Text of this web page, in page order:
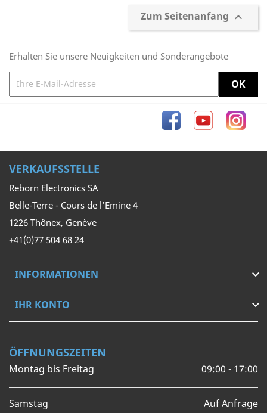
Zum Seitenanfang 
Erhalten Sie unsere Neuigkeiten und Sonderangebote
FacebookYouTube
VERKAUFSSTELLE
Reborn Electronics SA
Belle-Terre - Cours de l’Emine 4
1226 Thônex, Genève
+41(0)77 504 68 24
INFORMATIONEN 
IHR KONTO 
ÖFFNUNGSZEITEN
Montag bis Freitag 09:00 - 17:00
Samstag Auf Anfrage